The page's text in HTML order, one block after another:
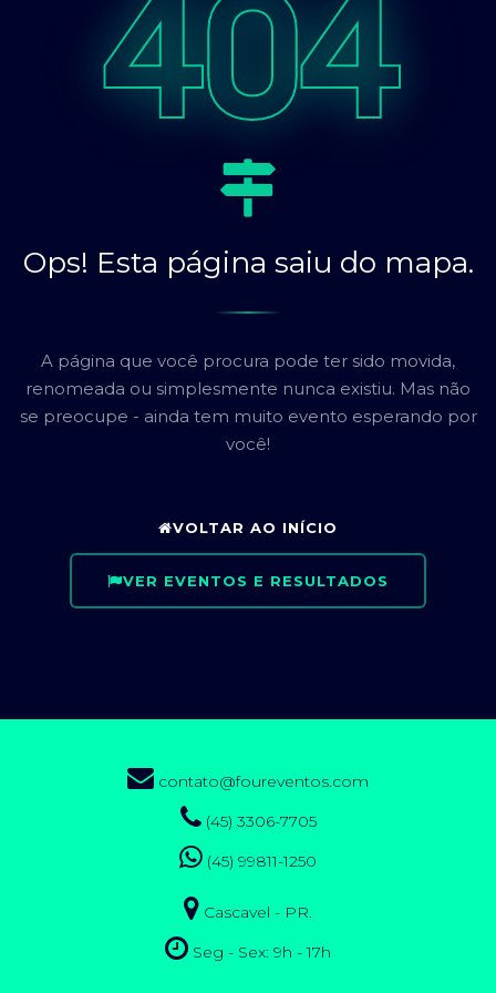
404
Ops! Esta página saiu do mapa.
A página que você procura pode ter sido movida,
renomeada ou simplesmente nunca existiu. Mas não
se preocupe - ainda tem muito evento esperando por
você!
VOLTAR AO INÍCIO
VER EVENTOS E RESULTADOS
contato@foureventos.com
(45) 3306-7705
(45) 99811-1250
Cascavel - PR.
Seg - Sex: 9h - 17h